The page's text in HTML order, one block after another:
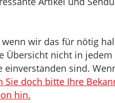
wir das für nötig
Übersicht nicht in
einverstanden sind.
Sie doch bitte Ihre
hin.